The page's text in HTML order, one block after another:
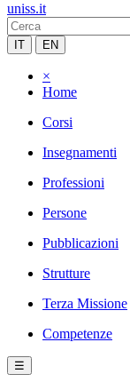
uniss.it
IT EN
×
Home
Corsi
Insegnamenti
Professioni
Persone
Pubblicazioni
Strutture
Terza Missione
Competenze
☰